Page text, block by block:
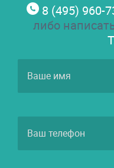
8 (495) 960-
либо